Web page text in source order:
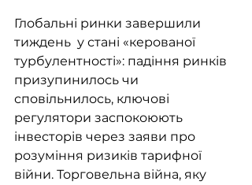
Глобальні ринки завершили
тиждень  у стані «керованої
турбулентності»: падіння ринків
призупинилось чи
сповільнилось, ключові
регулятори заспокоюють
інвесторів через заяви про
розуміння ризиків тарифної
війни. Торговельна війна, яку